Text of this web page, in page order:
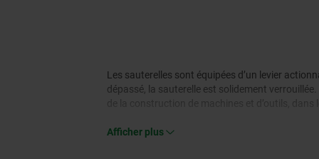
Les sauterelles sont équipées d’un levier
dépassé, la sauterelle est solidement
Afficher plus